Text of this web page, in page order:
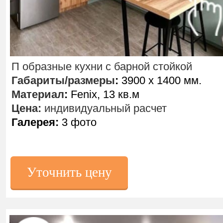
Уточнить цену
П образные кухни с барной стойкой
Габариты/размеры: 3900 х 1400 мм.
Материал: Fenix, 13 кв.м
Цена: индивидуальный расчет
Галерея: 3 фото